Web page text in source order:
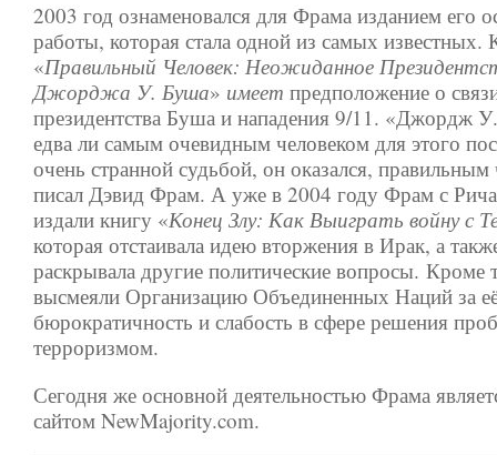
2003 год ознаменовался для Фрама изданием его
работы, которая стала одной из самых известных.
«Правильный Человек: Неожиданное
Джорджа У. Буша» имеет предположение о
президентства Буша и нападения 9/11. «Джордж
едва ли самым очевидным человеком для этого
очень странной судьбой, он оказался, правильным
писал Дэвид Фрам. А уже в 2004 году Фрам с
издали книгу «Конец Злу: Как Выиграть войну с
которая отстаивала идею вторжения в Ирак, а
раскрывала другие политические вопросы. Кроме
высмеяли Организацию Объединенных Наций за
бюрократичность и слабость в сфере решения
терроризмом.
Сегодня же основной деятельностью Фрама
сайтом NewMajority.com.